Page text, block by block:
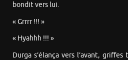
bondit vers lui.
« Grrrr !!! »
« Hyahhh !!! »
Durga s’élança vers l’avant,